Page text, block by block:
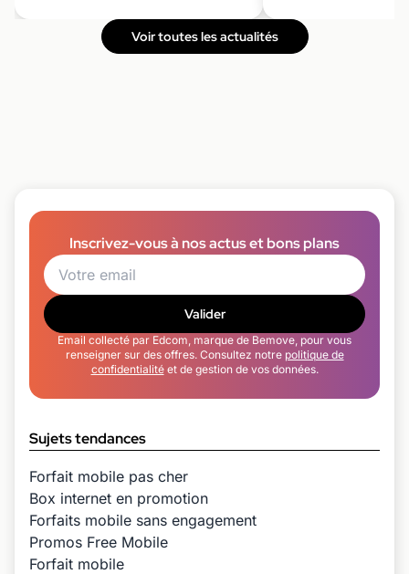
Voir toutes les actualités
Inscrivez-vous à nos actus et bons plans
Valider
Email collecté par Edcom, marque de Bemove, pour vous
renseigner sur des offres. Consultez notre politique de
confidentialitéet de gestion de vos données.
Sujets tendances
Forfait mobile pas cher
Box internet en promotion
Forfaits mobile sans engagement
Promos Free Mobile
Forfait mobile